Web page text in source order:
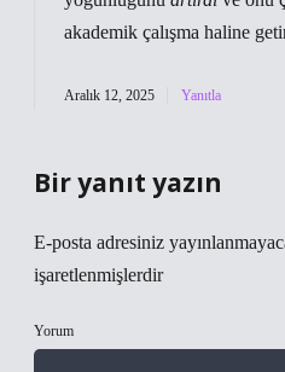
akademik çalışma haline
Aralık 12, 2025 Yanıtla
Bir yanıt yazın
E-posta adresiniz
işaretlenmişlerdir
Yorum